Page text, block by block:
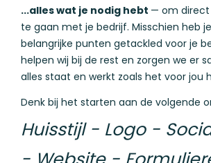
...alles wat je nodig hebt — om
te gaan met je bedrijf. Misschien heb
belangrijke punten getackled voor je
helpen wij bij de rest en zorgen we er
alles staat en werkt zoals het voor jou
Denk bij het starten aan de volgende
Huisstijl - Logo -